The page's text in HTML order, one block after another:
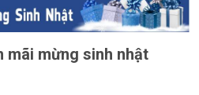
mãi mừng sinh nhật